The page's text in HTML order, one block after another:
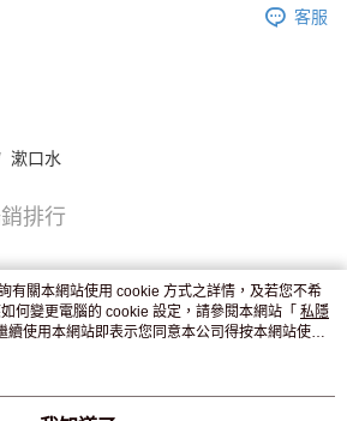
認後2-4個工作天到店，7天內取。逾期後
客服
漱口水
排行
有關本網站使用 cookie 方式之詳情，及若您不希
何變更電腦的 cookie 設定，請參閱本網站「 私隱
續使用本網站即表示您同意本公司得按本網站使用
。